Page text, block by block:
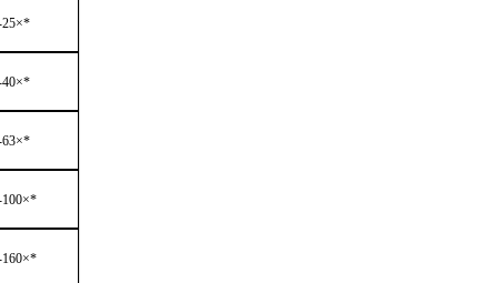
25×*
40×*
63×*
100×*
160×*